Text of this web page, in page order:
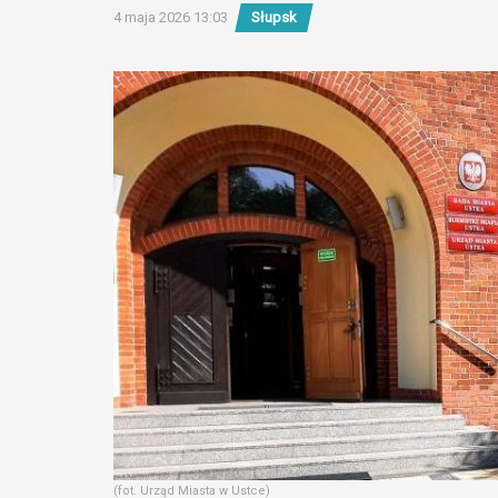
4 maja 2026 13:03 Słupsk
(fot. Urząd Miasta w Ustce)